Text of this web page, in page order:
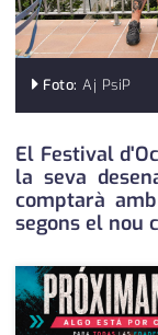
Foto: Aj PsiP
El Festival
la seva
comptarà
segons el nou